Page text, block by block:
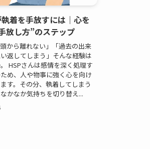
着を手放すには｜心を
放し方”のステップ
頭から離れない」「過去の出来
返してしまう」そんな経験は
HSPさんは感情を深く処理す
め、人や物事に強く心を向け
す。その分、執着してしまう
かなか気持ちを切り替え...